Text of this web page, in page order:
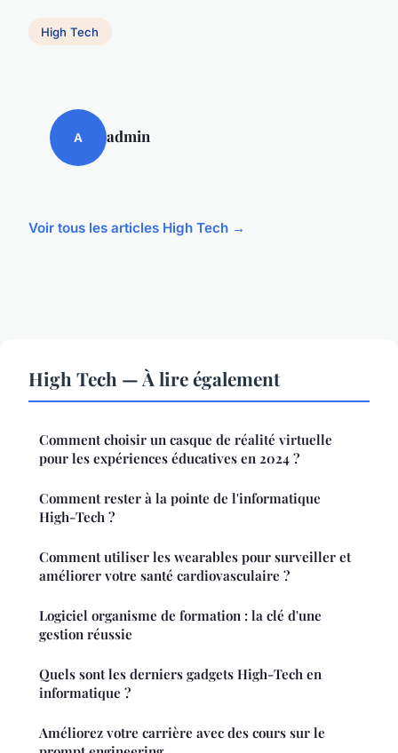
High Tech
A admin
Voir tous les articles High Tech →
High Tech — À lire également
Comment choisir un casque de réalité virtuelle
pour les expériences éducatives en 2024 ?
Comment rester à la pointe de l'informatique
High-Tech ?
Comment utiliser les wearables pour surveiller et
améliorer votre santé cardiovasculaire ?
Logiciel organisme de formation : la clé d'une
gestion réussie
Quels sont les derniers gadgets High-Tech en
informatique ?
Améliorez votre carrière avec des cours sur le